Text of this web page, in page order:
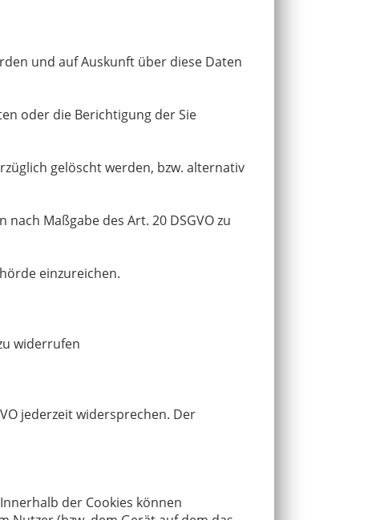
und auf Auskunft über diese Daten
oder die Berichtigung der Sie
gelöscht werden, bzw. alternativ
Maßgabe des Art. 20 DSGVO zu
einzureichen.
widerrufen
jederzeit widersprechen. Der
der Cookies können